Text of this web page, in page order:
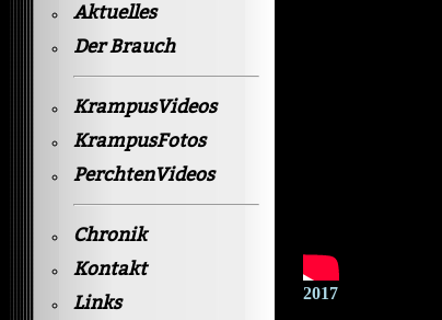
Aktuelles
Der Brauch
KrampusVideos
KrampusFotos
PerchtenVideos
Chronik
Kontakt
Links
2017